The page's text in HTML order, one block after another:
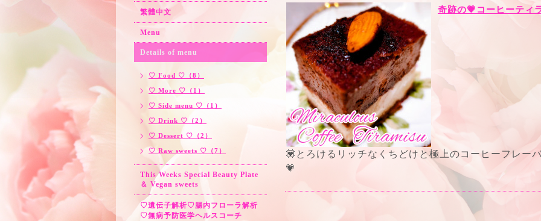
奇跡の💗コーヒーティ
💟とろけるリッチなくちどけと極上のコーヒーフレー
💗
繁體中文
Menu
Details of menu
♡ Food ♡（8）
♡ More ♡（1）
♡ Side menu ♡（1）
♡ Drink ♡（2）
♡ Dessert ♡（2）
♡ Raw sweets ♡（7）
This Weeks Special Beauty Plate
＆ Vegan sweets
♡遺伝子解析♡腸内フローラ解析
♡無病予防医学ヘルスコーチ